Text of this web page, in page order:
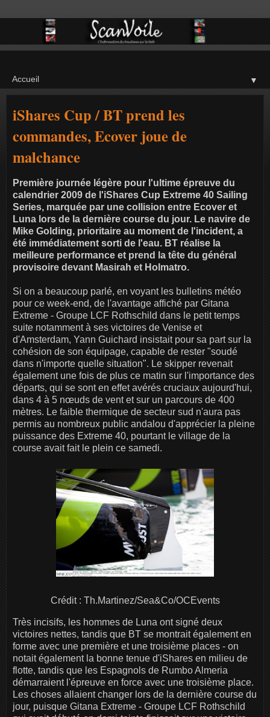
▼
iShares Cup / BT prend les
commandes, Ecover joue de
malchance
Première journée légère pour l'ultime épreuve du
calendrier 2009 de l'iShares Cup Extreme 40 Sailing
Series, marquée par une collision entre Ecover et
Luna lors de la dernière course du jour. Le navire de
Mike Golding, prioritaire au moment de l'incident, a
été immédiatement sorti de l'eau. BT réalise la
meilleure performance et prend la tête du général
provisoire devant Masirah et Holmatro.
Si on a beaucoup parlé, en voyant les bulletins météo
pour ce week-end, de l'avantage affiché par Gitana
Extreme - Groupe LCF Rothschild dans le petit temps
suite notamment à ses victoires de Venise et
d'Amsterdam, Yann Guichard insistait pour sa part sur la
cohésion de son équipage, capable de rester "soudé
dans n'importe quelle situation". Le skipper revenait
également une fois de plus ce matin sur l'importance des
départs, qui se sont en effet avérés cruciaux aujourd'hui,
dans 4 à 5 nœuds de vent et sur un parcours de 400
mètres. Le faible thermique de secteur sud n'aura pas
permis au nombreux public andalou d'apprécier la pleine
puissance des Extreme 40, pourtant le village de la
course avait fait le plein ce samedi.
Crédit : Th.Martinez/Sea&Co/OCEvents
Très incisifs, les hommes de Luna ont signé deux
victoires nettes, tandis que BT se montrait également en
forme avec une première et une troisième places - on
notait également la bonne tenue d'iShares en milieu de
flotte, tandis que les Espagnols de Rumbo Almeria
démarraient l'épreuve en force avec une troisième place.
Les choses allaient changer lors de la dernière course du
jour, puisque Gitana Extreme - Groupe LCF Rothschild